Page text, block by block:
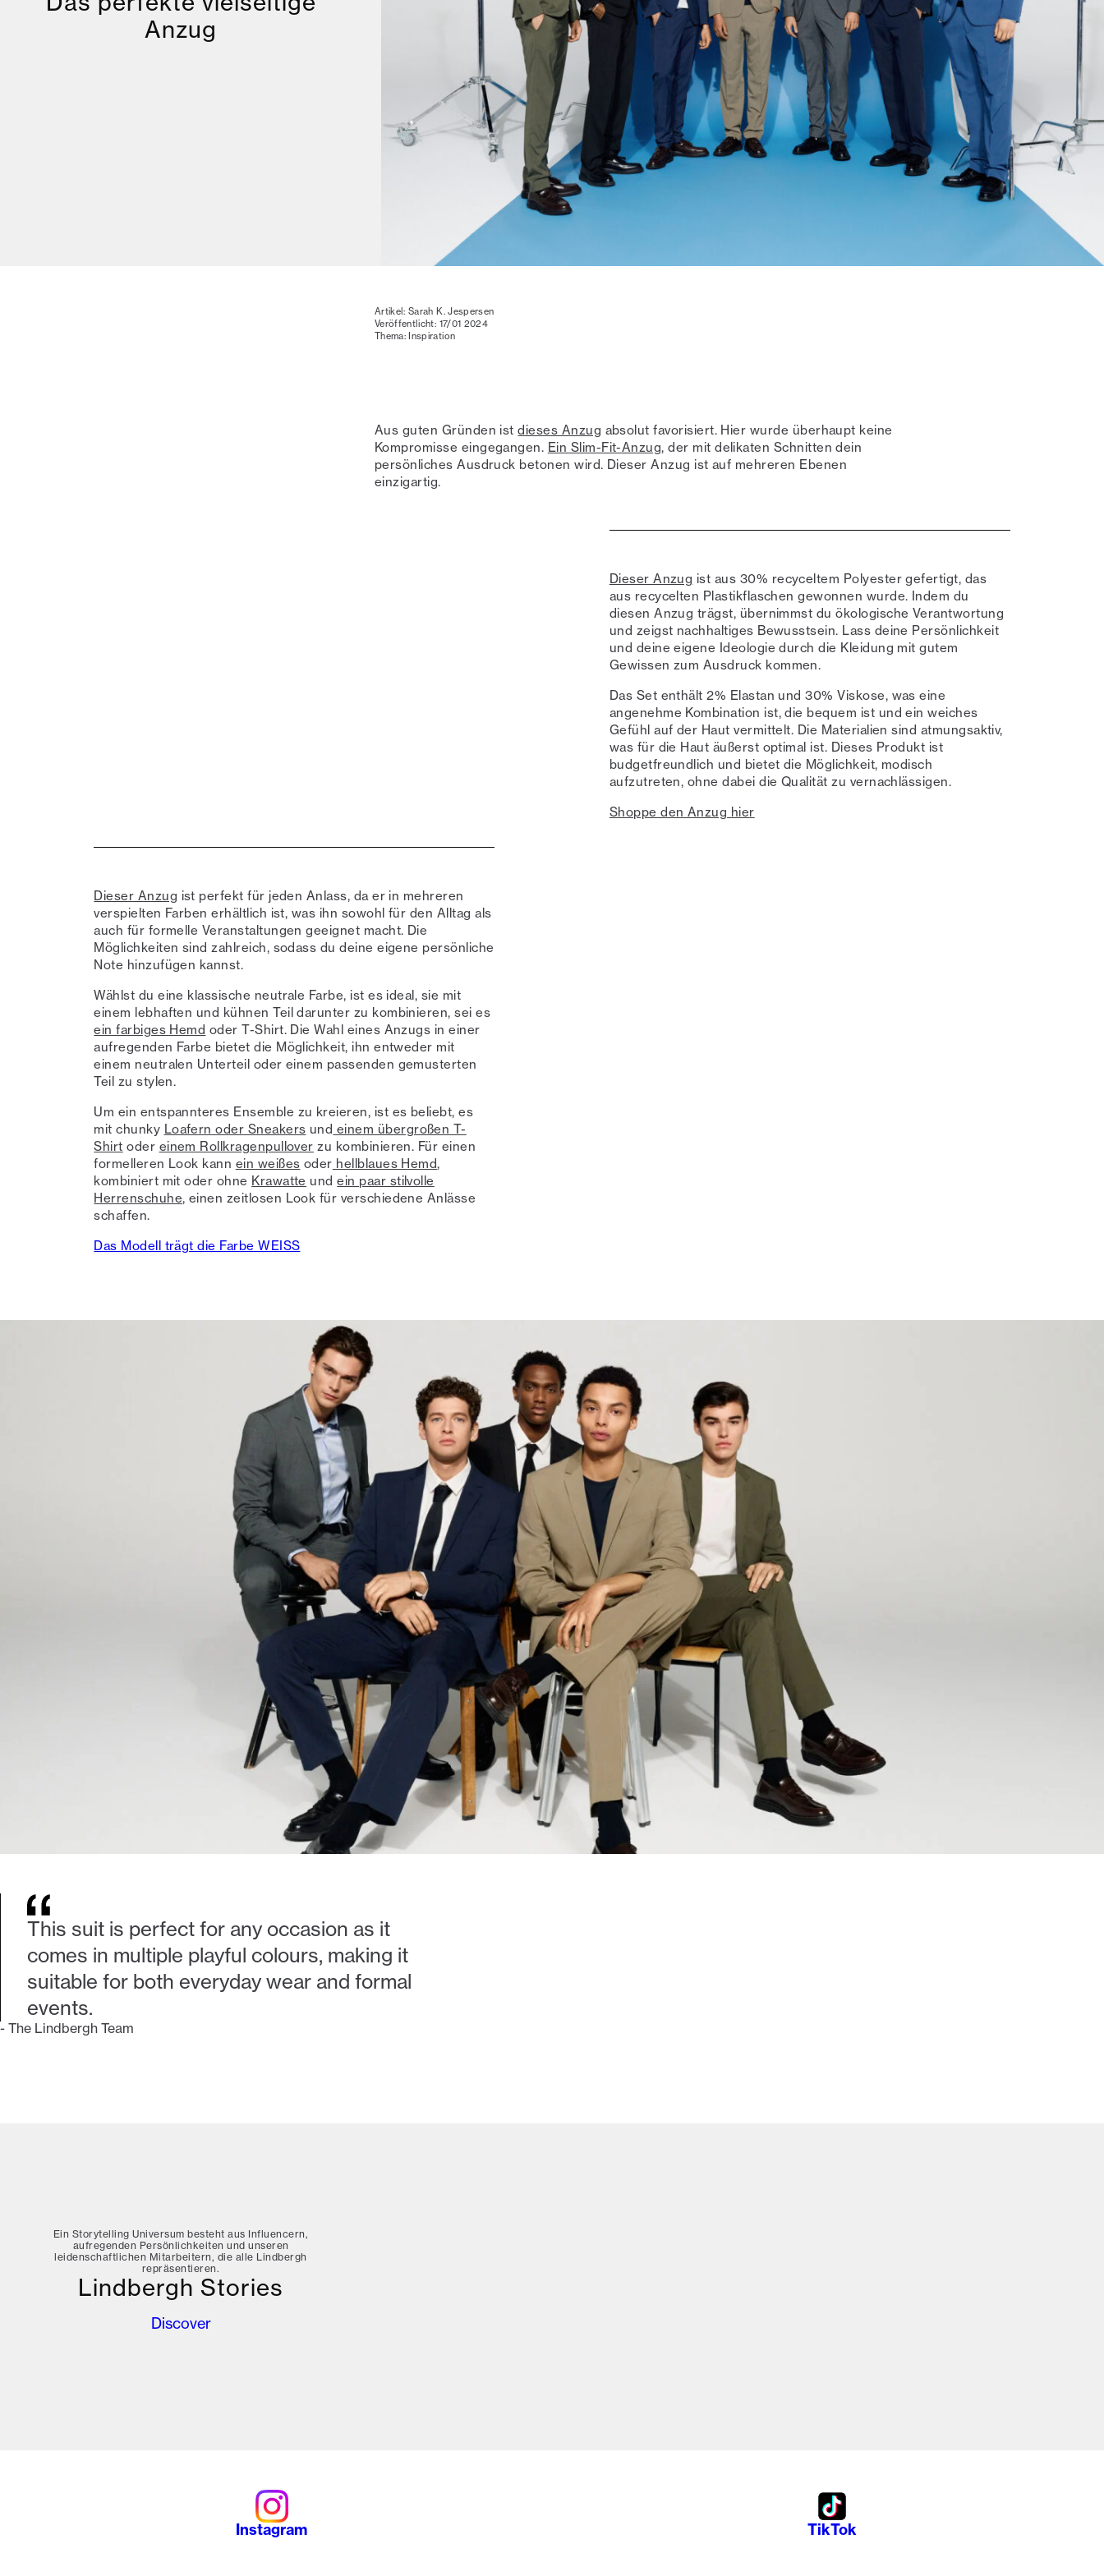
Anzug
Artikel: Sarah K. Jespersen
Veröffentlicht: 17/01 2024
Thema: Inspiration
Aus guten Gründen istdieses Anzug absolut favorisiert. Hier wurde überhaupt keine
Kompromisse eingegangen. Ein Slim-Fit-Anzug, der mit delikaten Schnitten dein
persönliches Ausdruck betonen wird. Dieser Anzug ist auf mehreren Ebenen
einzigartig.
Dieser Anzug ist aus 30% recyceltem Polyester gefertigt, das
aus recycelten Plastikflaschen gewonnen wurde. Indem du
diesen Anzug trägst, übernimmst du ökologische Verantwortung
und zeigst nachhaltiges Bewusstsein. Lass deine Persönlichkeit
und deine eigene Ideologie durch die Kleidung mit gutem
Gewissen zum Ausdruck kommen.
Das Set enthält 2% Elastan und 30% Viskose, was eine
angenehme Kombination ist, die bequem ist und ein weiches
Gefühl auf der Haut vermittelt. Die Materialien sind atmungsaktiv,
was für die Haut äußerst optimal ist. Dieses Produkt ist
budgetfreundlich und bietet die Möglichkeit, modisch
aufzutreten, ohne dabei die Qualität zu vernachlässigen.
Shoppe den Anzug hier
Dieser Anzug ist perfekt für jeden Anlass, da er in mehreren
verspielten Farben erhältlich ist, was ihn sowohl für den Alltag als
auch für formelle Veranstaltungen geeignet macht. Die
Möglichkeiten sind zahlreich, sodass du deine eigene persönliche
Note hinzufügen kannst.
Wählst du eine klassische neutrale Farbe, ist es ideal, sie mit
einem lebhaften und kühnen Teil darunter zu kombinieren, sei es
ein farbiges Hemd oder T-Shirt. Die Wahl eines Anzugs in einer
aufregenden Farbe bietet die Möglichkeit, ihn entweder mit
einem neutralen Unterteil oder einem passenden gemusterten
Teil zu stylen.
Um ein entspannteres Ensemble zu kreieren, ist es beliebt, es
mit chunky Loafern oder Sneakers und einem übergroßen T-
Shirt oder einem Rollkragenpullover zu kombinieren. Für einen
formelleren Look kann ein weißes oder hellblaues Hemd,
kombiniert mit oder ohne Krawatte undein paar stilvolle
Herrenschuhe, einen zeitlosen Look für verschiedene Anlässe
schaffen.
Das Modell trägt die Farbe WEISS
This suit is perfect for any occasion as it
comes in multiple playful colours, making it
suitable for both everyday wear and formal
events.
- The Lindbergh Team
Ein Storytelling Universum besteht aus Influencern,
aufregenden Persönlichkeiten und unseren
leidenschaftlichen Mitarbeitern, die alle Lindbergh
repräsentieren.
Lindbergh Stories
Discover
Instagram TikTok